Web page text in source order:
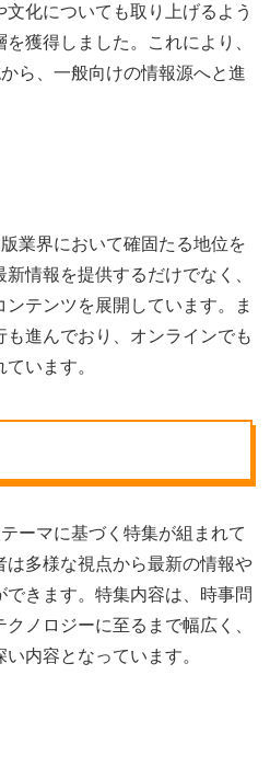
化についても取り上げるよう
獲得しました。これにより、
ら、一般向けの情報源へと進
業界において確固たる地位を
情報を提供するだけでなく、
テンツを展開しています。ま
進んでおり、オンラインでも
います。
ーマに基づく特集が組まれて
は多様な視点から最新の情報や
できます。特集内容は、時事問
ノロジーに至るまで幅広く、
内容となっています。